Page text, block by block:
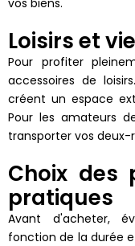
Loisirs et
Pour profiter
accessoires de
créent un espace
Pour les amateurs
transporter vos
Choix des
pratiques
Avant d'acheter,
fonction de la durée